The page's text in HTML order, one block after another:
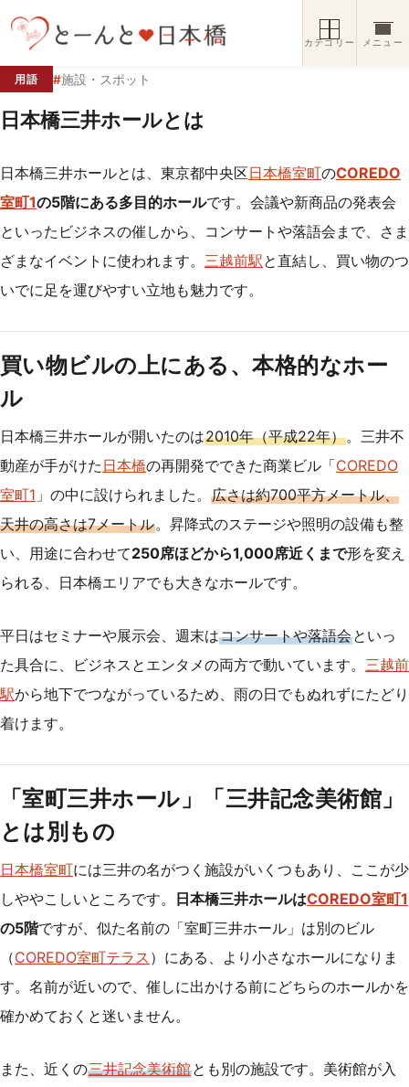
カテゴリー メニュー
用語 #施設・スポット
日本橋三井ホールとは
日本橋三井ホールとは、東京都中央区日本橋室町のCOREDO
室町1の5階にある多目的ホールです。会議や新商品の発表会
といったビジネスの催しから、コンサートや落語会まで、さま
ざまなイベントに使われます。 三越前駅と直結し、買い物のつ
いでに足を運びやすい立地も魅力です。
買い物ビルの上にある、本格的なホー
ル
日本橋三井ホールが開いたのは2010年（平成22年）。三井不
動産が手がけた 日本橋の再開発でできた商業ビル「COREDO
室町1 」の中に設けられました。 広さは約700平方メートル、
天井の高さは7メートル。昇降式のステージや照明の設備も整
い、用途に合わせて250席ほどから1,000席近くまで形を変え
られる、日本橋エリアでも大きなホールです。
平日はセミナーや展示会、週末はコンサートや落語会といっ
た具合に、ビジネスとエンタメの両方で動いています。 三越前
駅から地下でつながっているため、雨の日でもぬれずにたどり
着けます。
「室町三井ホール」「三井記念美術館」
とは別もの
日本橋室町には三井の名がつく施設がいくつもあり、ここが少
しややこしいところです。 日本橋三井ホールはCOREDO室町1
の5階ですが、似た名前の「室町三井ホール」は別のビル
（COREDO室町テラス ）にある、より小さなホールになりま
す。名前が近いので、催しに出かける前にどちらのホールかを
確かめておくと迷いません。
また、近くの三井記念美術館とも別の施設です。美術館が入